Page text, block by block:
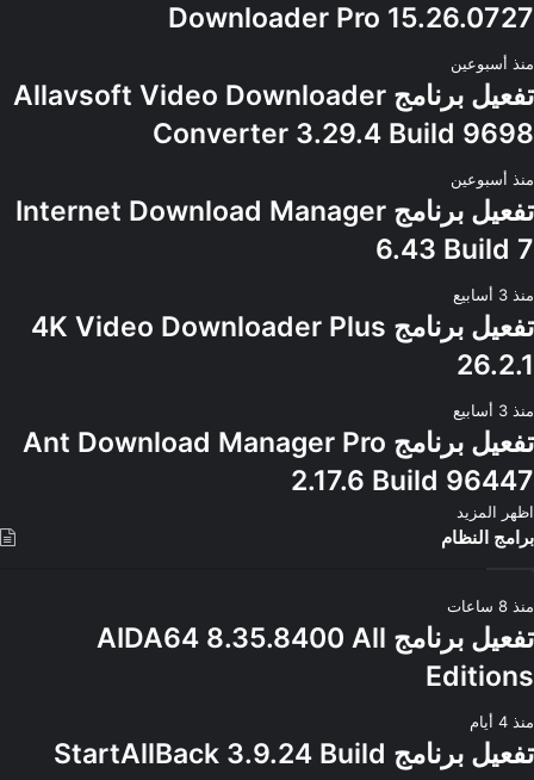
Downloader Pro 15.26.0727
منذ أسبوعين
تفعيل برنامج Allavsoft Video Downloader
Converter 3.29.4 Build 9698
منذ أسبوعين
تفعيل برنامج Internet Download Manager
6.43 Build 7
منذ 3 أسابيع
تفعيل برنامج 4K Video Downloader Plus
26.2.1
منذ 3 أسابيع
تفعيل برنامج Ant Download Manager Pro
2.17.6 Build 96447
اظهر المزيد
برامج النظام
منذ 8 ساعات
تفعيل برنامج AIDA64 8.35.8400 All
Editions
منذ 4 أيام
تفعيل برنامج StartAllBack 3.9.24 Build